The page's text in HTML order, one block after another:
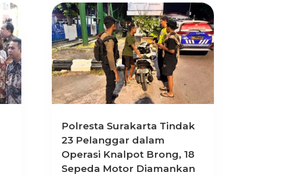
Polresta Surakarta Tindak
23 Pelanggar dalam
Operasi Knalpot Brong, 18
Sepeda Motor Diamankan